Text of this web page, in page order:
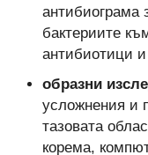
антибиограма
бактериите
антибиотици
образни
усложнения и
тазовата
корема,